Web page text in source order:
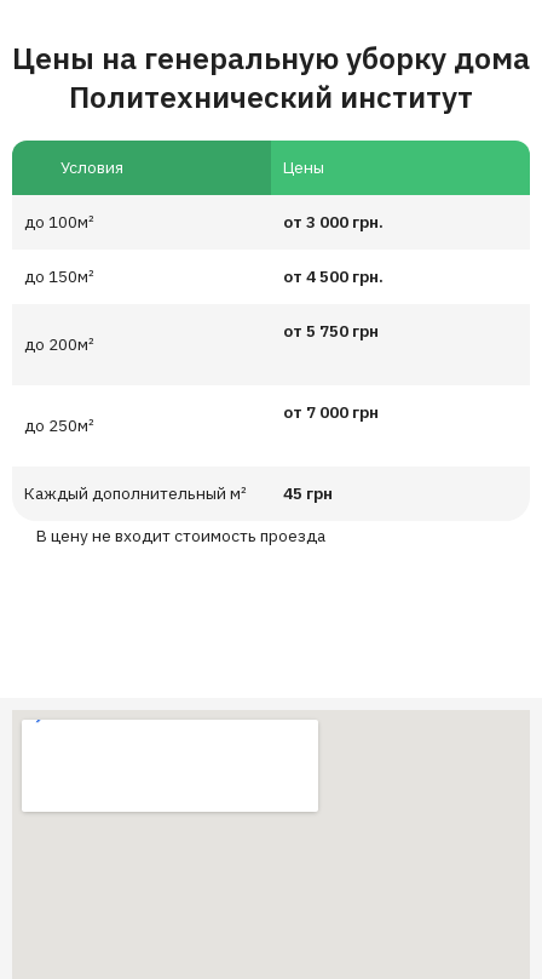
Цены на генеральную уборку дома
Политехнический институт
Условия Цены
до 100м² от 3 000 грн.
до 150м² от 4 500 грн.
до 200м²
от 5 750 грн
до 250м²
от 7 000 грн
Каждый дополнительный м²
45 грн
В цену не входит стоимость проезда